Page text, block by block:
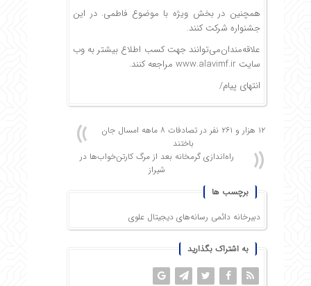
همچنین در بخش ویژه با موضوع فاطمی. در این
جشنواره شرکت کنند.
علاقه‌مندان‌می‌توانند جهت کسب اطلاع بیشتر به وب
سایت www.alavimf.ir مراجعه کنند.
انتهای پیام/
۱۲ هزار و ۲۶۱ نفر در تصادفات ۸ ماهه امسال جان
باختند
راه‌اندازی گرمخانه بعد از مرگ کارتن‌خواب‌ها در
شیراز
برچسب ها
دبیرخانه دائمی رسانه‌های دیجیتال علوی
به اشتراک بگذارید